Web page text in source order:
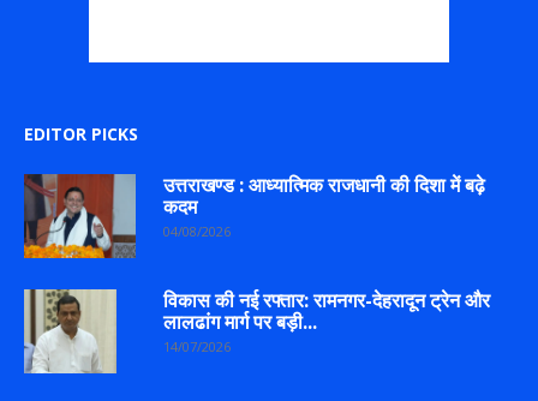
EDITOR PICKS
उत्तराखण्ड : आध्यात्मिक राजधानी की दिशा में बढ़े
कदम
04/08/2026
विकास की नई रफ्तार: रामनगर-देहरादून ट्रेन और
लालढांग मार्ग पर बड़ी...
14/07/2026